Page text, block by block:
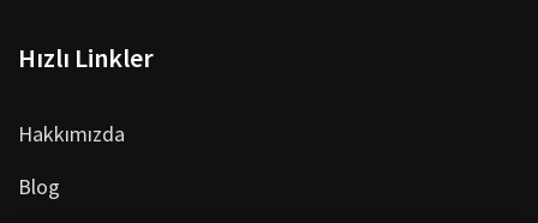
Hızlı Linkler
Hakkımızda
Blog